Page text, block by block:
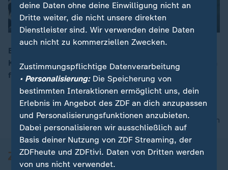
00:15
Bestseller-Autor Ken Follett kehrt zurück nach
Kingsbridge: Mit "Waffen des Lichts" läutet er nun den
fünften und finalen Teil der Historien-Saga ein.
nach oben
deine Daten ohne deine Einwilligung nicht an
Dritte weiter, die nicht unsere direkten
Dienstleister sind. Wir verwenden deine Daten
auch nicht zu kommerziellen Zwecken.
Zustimmungspflichtige Datenverarbeitung
• Personalisierung:Die Speicherung von
bestimmten Interaktionen ermöglicht uns, dein
Erlebnis im Angebot des ZDF an dich anzupassen
und Personalisierungsfunktionen anzubieten.
Dabei personalisieren wir ausschließlich auf
Basis deiner Nutzung von ZDF Streaming, der
ZDFheute und ZDFtivi. Daten von Dritten werden
von uns nicht verwendet.